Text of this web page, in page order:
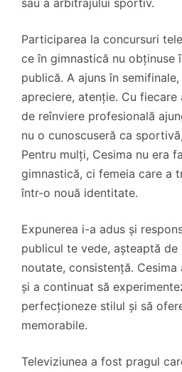
Participarea la concursuri
ce în gimnastică nu obținuse
publică. A ajuns în
apreciere, atenție. Cu
de reînviere profesională
nu o cunoscuseră ca
Pentru mulți, Cesima nu era
gimnastică, ci femeia care a
într-o nouă identitate.
Expunerea i-a adus și
publicul te vede, așteaptă de
noutate, consistență.
și a continuat să
perfecționeze stilul și să
memorabile.
Televiziunea a fost pragul